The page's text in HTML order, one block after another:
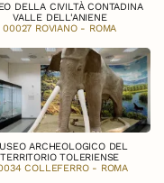
DELLA CIVILTÀ CONTADINA
VALLE DELL'ANIENE
00027 ROVIANO - ROMA
ARCHEOLOGICO DEL
TERRITORIO TOLERIENSE
COLLEFERRO - ROMA